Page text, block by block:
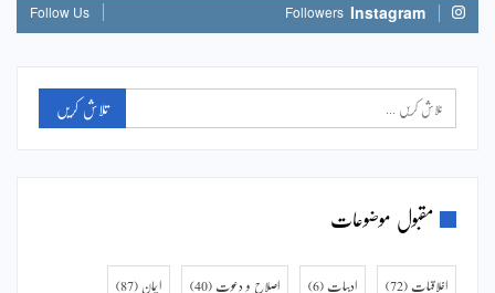
Instagram
Followers
Follow Us
مقبول موضوعات
اخلاقیات (72) ادبیات (6) اصلاح و دعوت (40) ایمان (87)